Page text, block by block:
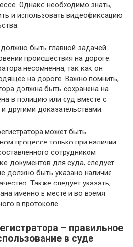
Однако необходимо знать,
и использовать видеофиксацию
быть главной задачей
происшествия на дороге.
несомненна, так как он
на дороге. Важно помнить,
должна быть сохранена на
в полицию или суд вместе с
другими доказательствами.
может быть
процессе только при наличии
сотрудником
документов для суда, следует
должно быть указано наличие
Также следует указать,
именно в месте и во время
в протоколе.
– правильное
в суде